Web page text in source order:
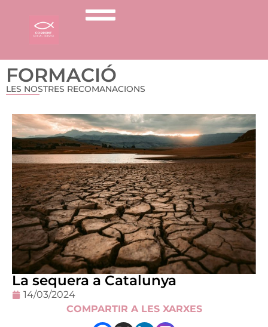
FORMACIÓ
LES NOSTRES RECOMANACIONS
La sequera a Catalunya
14/03/2024
COMPARTIR A LES XARXES